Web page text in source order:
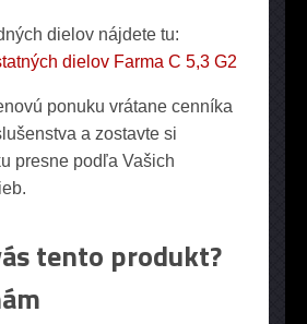
dielov nájdete tu:
dielov Farma C 5,3 G2
ponuku vrátane cenníka
a zostavte si
presne podľa Vašich
tento produkt?